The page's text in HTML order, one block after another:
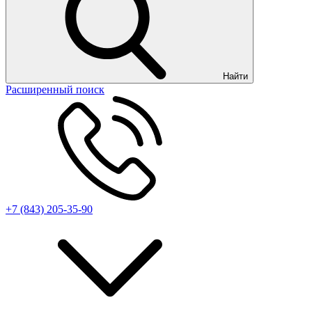
Найти
Расширенный поиск
+7 (843) 205-35-90